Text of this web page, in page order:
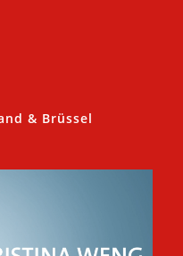
& Brüssel